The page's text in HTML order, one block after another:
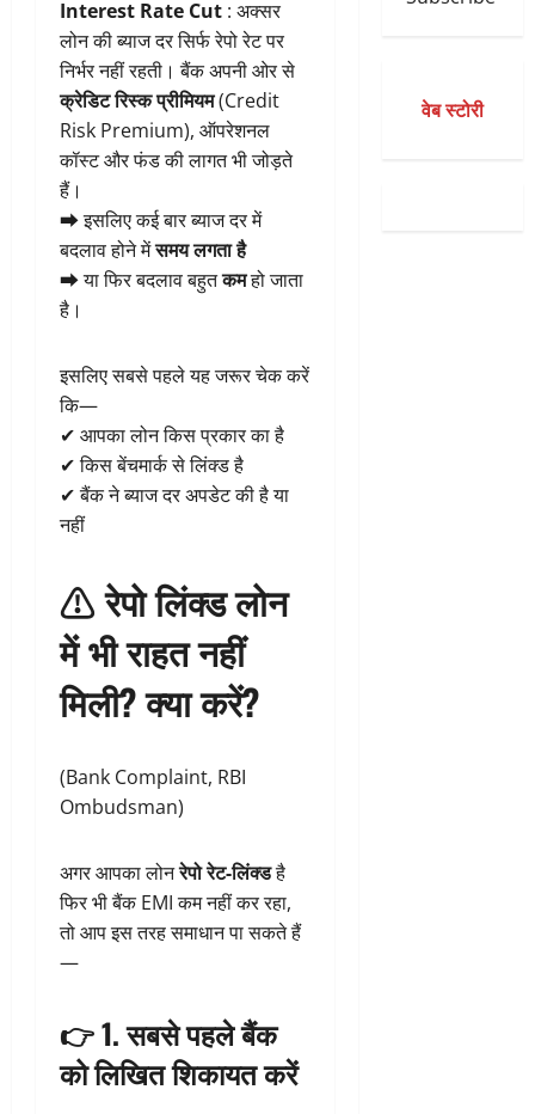
Interest Rate Cut : अक्सर
लोन की ब्याज दर सिर्फ रेपो रेट पर
निर्भर नहीं रहती। बैंक अपनी ओर से
क्रेडिट रिस्क प्रीमियम(Credit
Risk Premium), ऑपरेशनल
कॉस्ट और फंड की लागत भी जोड़ते
हैं।
➡ इसलिए कई बार ब्याज दर में
बदलाव होने मेंसमय लगता है
➡ या फिर बदलाव बहुतकमहो जाता
है।
इसलिए सबसे पहले यह जरूर चेक करें
कि—
✔ आपका लोन किस प्रकार का है
✔ किस बेंचमार्क से लिंक्ड है
✔ बैंक ने ब्याज दर अपडेट की है या
नहीं
⚠रेपो लिंक्ड लोन
में भी राहत नहीं
मिली? क्या करें?
(Bank Complaint, RBI
Ombudsman)
अगर आपका लोनरेपो रेट-लिंक्डहै
फिर भी बैंक EMI कम नहीं कर रहा,
तो आप इस तरह समाधान पा सकते हैं
—
👉 1.सबसे पहले बैंक
को लिखित शिकायत करें
वेब स्टोरी